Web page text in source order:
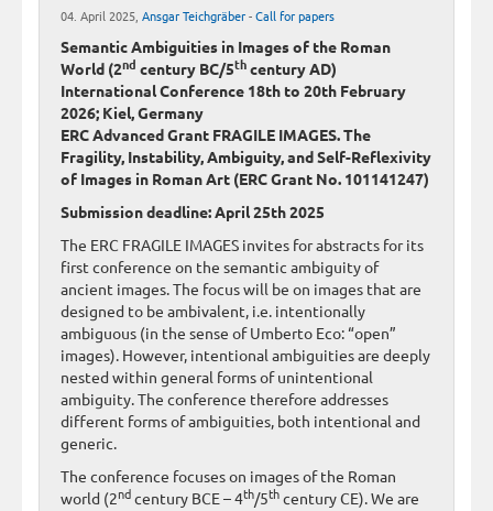
04. April 2025, Ansgar Teichgräber-Call for papers
Semantic Ambiguities in Images of the Roman
World (2nd century BC/5thcentury AD)
International Conference 18th to 20th February
2026; Kiel, Germany
ERC Advanced Grant FRAGILE IMAGES. The
Fragility, Instability, Ambiguity, and Self-Reflexivity
of Images in Roman Art (ERC Grant No. 101141247)
Submission deadline: April 25th 2025
The ERC FRAGILE IMAGES invites for abstracts for its
first conference on the semantic ambiguity of
ancient images. The focus will be on images that are
designed to be ambivalent, i.e. intentionally
ambiguous (in the sense of Umberto Eco: “open”
images). However, intentional ambiguities are deeply
nested within general forms of unintentional
ambiguity. The conference therefore addresses
different forms of ambiguities, both intentional and
generic.
The conference focuses on images of the Roman
world (2ndcentury BCE – 4th/5thcentury CE). We are